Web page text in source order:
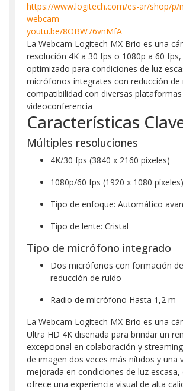
https://www.logitech.com/es-ar/shop/p/
webcam
youtu.be/8OBW76vnMfA
La Webcam Logitech MX Brio es una
resolución 4K a 30 fps o 1080p a 60
optimizado para condiciones de luz
micrófonos integrates con reducción de
compatibilidad con diversas plataformas
videoconferencia
Características
Múltiples resoluciones
4K/30 fps (3840 x 2160 píxeles)
1080p/60 fps (1920 x 1080 píxeles)
Tipo de enfoque: Automático
Tipo de lente: Cristal
Tipo de micrófono integrado
Dos micrófonos con formación
reducción de ruido
Radio de micrófono Hasta 1,2 m
La Webcam Logitech MX Brio es una
Ultra HD 4K diseñada para brindar un
excepcional en colaboración y
de imagen dos veces más nítidos y una
mejorada en condiciones de luz escasa,
ofrece una experiencia visual de alta